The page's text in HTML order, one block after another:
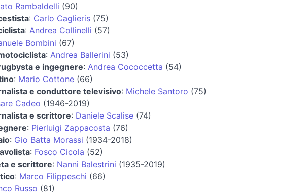
Rambaldelli (90)
: Carlo Caglieris (75)
: Andrea Collinelli (57)
Bombini (67)
: Andrea Ballerini (53)
e ingegnere: Andrea Cococcetta (54)
: Mario Cottone (66)
e conduttore televisivo: Michele Santoro (75)
Cadeo (1946-2019)
e scrittore: Daniele Scalise (74)
: Pierluigi Zappacosta (76)
: Gio Batta Morassi (1934-2018)
: Fosco Cicola (52)
e scrittore: Nanni Balestrini (1935-2019)
: Marco Filippeschi (66)
Russo (81)